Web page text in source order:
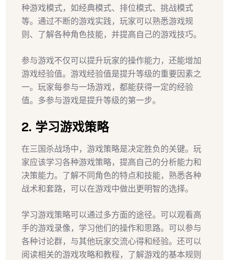
种游戏模式，如经典模式、排位模式、挑战模式
等。通过不断的游戏实践，玩家可以熟悉游戏规
则、了解各种角色技能，并提高自己的游戏技巧。
参与游戏不仅可以提升玩家的操作能力，还能增加
游戏经验值。游戏经验值是提升等级的重要因素之
一。玩家每参与一场游戏，都能获得一定的经验
值。多参与游戏是提升等级的第一步。
2. 学习游戏策略
在三国杀战场中，游戏策略是决定胜负的关键。玩
家应该学习各种游戏策略，提高自己的分析能力和
决策能力。了解不同角色的特点和技能，熟悉各种
战术和套路，可以在游戏中做出更明智的选择。
学习游戏策略可以通过多方面的途径。可以观看高
手的游戏录像，学习他们的操作和思路。可以参与
各种讨论群，与其他玩家交流心得和经验。还可以
阅读相关的游戏攻略和教程，了解游戏的基本规则